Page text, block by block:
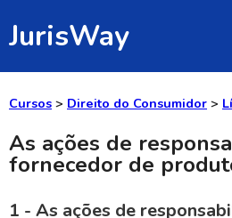
JurisWay
Cursos > Direito do Consumidor >
As ações de
fornecedor de
1 - As ações de